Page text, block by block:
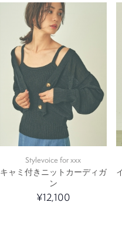
Stylevoice for xxx
キャミ付きニットカーディガ
ン
¥12,100